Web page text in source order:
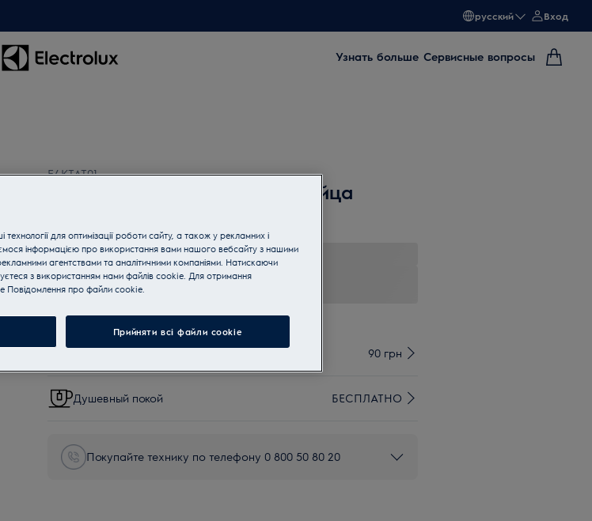
русский Вход
Узнать больше Сервисные вопросы
E4KTAT01
Таймер для кухни в форме яйца
4.2 (5)
Покупайте в Electrolux и получайте
Адресная доставка 90 грн
Душевный покой БЕСПЛАТНО
Покупайте технику по телефону 0 800 50 80 20
для оптимізації роботи сайту, а також у рекламних і
інформацією про використання вами нашого вебсайту з нашими
агентствами та аналітичними компаніями. Натискаючи
з використанням нами файлів cookie. Для отримання
Пoвідомлення прo файли cookie.
Прийняти всі файли сookie